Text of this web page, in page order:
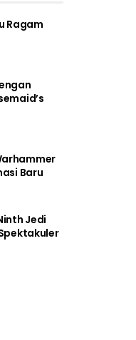
Ragam
Baru
Jedi